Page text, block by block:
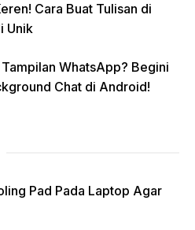
Cara Buat Tulisan di
Unik
WhatsApp? Begini
Chat di Android!
Pad Pada Laptop Agar